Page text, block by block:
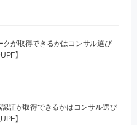
クが取得できるかはコンサル選び
】
証が取得できるかはコンサル選び
】